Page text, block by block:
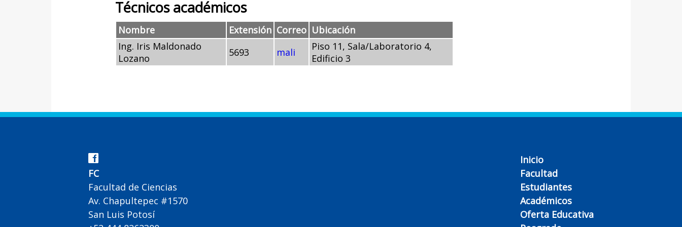
Técnicos académicos
Nombre Extensión Correo Ubicación
Ing. Iris Maldonado
Lozano
5693 mali
Piso 11, Sala/Laboratorio 4,
Edificio 3
FC
Facultad de Ciencias
Av. Chapultepec #1570
San Luis Potosí
Inicio
Facultad
Estudiantes
Académicos
Oferta Educativa